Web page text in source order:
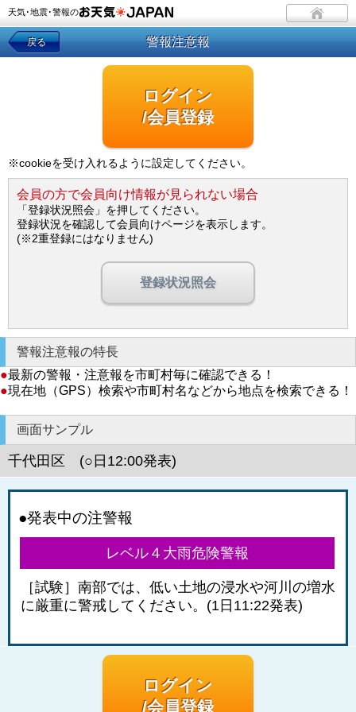
天気･地震･警報の
戻る 警報注意報
ログイン
/会員登録
※cookieを受け入れるように設定してください。
会員の方で会員向け情報が見られない場合
「登録状況照会」を押してください。
登録状況を確認して会員向けページを表示します。
(※2重登録にはなりません)
登録状況照会
警報注意報の特長
●最新の警報・注意報を市町村毎に確認できる！
●現在地（GPS）検索や市町村名などから地点を検索できる！
画面サンプル
千代田区 (○日12:00発表)
●発表中の注警報
レベル４大雨危険警報
［試験］南部では、低い土地の浸水や河川の増水
に厳重に警戒してください。(1日11:22発表)
ログイン
/会員登録